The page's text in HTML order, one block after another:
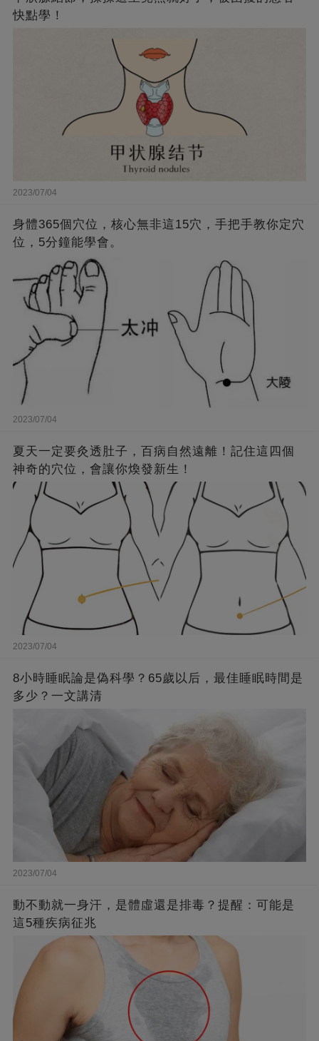
快點學！
2023/07/04
身體365個穴位，核心無非這15穴，手把手教你定穴
位，5分鐘能學會。
2023/07/04
夏天一定要灸透肚子，百病自然遠離！記住這四個
神奇的穴位，會讓你煥發新生！
2023/07/04
8小時睡眠論是偽科學？65歲以后，最佳睡眠時間是
多少？一文講清
2023/07/04
動不動就一身汗，是體虛還是排毒？提醒：可能是
這5種疾病征兆